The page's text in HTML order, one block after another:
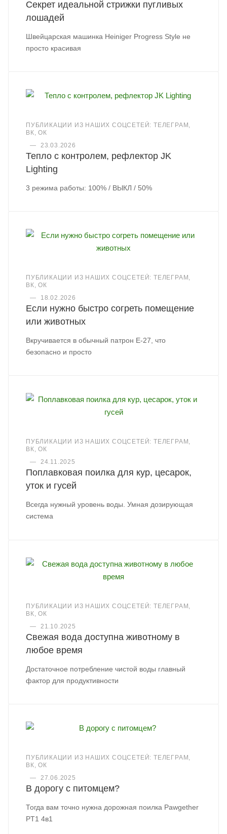
Секрет идеальной стрижки пугливых
лошадей
Швейцарская машинка Heiniger Progress Style не
просто красивая
ПУБЛИКАЦИИ ИЗ НАШИХ СОЦСЕТЕЙ: ТЕЛЕГРАМ,
ВК, ОК
—
23.03.2026
Тепло с контролем, рефлектор JK
Lighting
3 режима работы: 100% / ВЫКЛ / 50%
ПУБЛИКАЦИИ ИЗ НАШИХ СОЦСЕТЕЙ: ТЕЛЕГРАМ,
ВК, ОК
—
18.02.2026
Если нужно быстро согреть помещение
или животных
Вкручивается в обычный патрон Е-27, что
безопасно и просто
ПУБЛИКАЦИИ ИЗ НАШИХ СОЦСЕТЕЙ: ТЕЛЕГРАМ,
ВК, ОК
—
24.11.2025
Поплавковая поилка для кур, цесарок,
уток и гусей
Всегда нужный уровень воды. Умная дозирующая
система
ПУБЛИКАЦИИ ИЗ НАШИХ СОЦСЕТЕЙ: ТЕЛЕГРАМ,
ВК, ОК
—
21.10.2025
Свежая вода доступна животному в
любое время
Достаточное потребление чистой воды главный
фактор для продуктивности
ПУБЛИКАЦИИ ИЗ НАШИХ СОЦСЕТЕЙ: ТЕЛЕГРАМ,
ВК, ОК
—
27.06.2025
В дорогу с питомцем?
Тогда вам точно нужна дорожная поилка Pawgether
PT1 4в1